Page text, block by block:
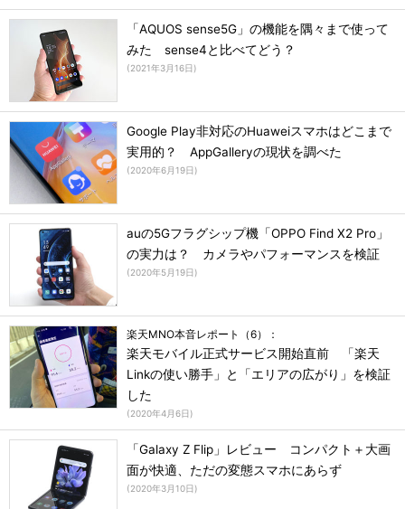
「AQUOS sense5G」の機能を隅々まで使って
みた sense4と比べてどう？
(2021年3月16日)
Google Play非対応のHuaweiスマホはどこまで
実用的？ AppGalleryの現状を調べた
(2020年6月19日)
auの5Gフラグシップ機「OPPO Find X2 Pro」
の実力は？ カメラやパフォーマンスを検証
(2020年5月19日)
楽天MNO本音レポート（6）：
楽天モバイル正式サービス開始直前 「楽天
Linkの使い勝手」と「エリアの広がり」を検証
した
(2020年4月6日)
「Galaxy Z Flip」レビュー コンパクト＋大画
面が快適、ただの変態スマホにあらず
(2020年3月10日)